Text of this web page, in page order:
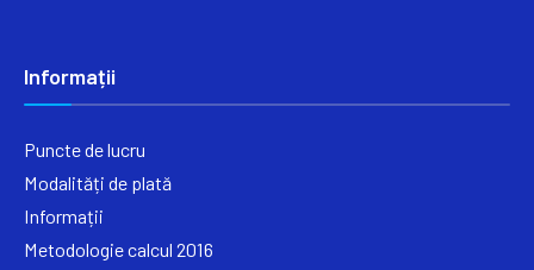
Informații
Puncte de lucru
Modalități de plată
Informații
Metodologie calcul 2016